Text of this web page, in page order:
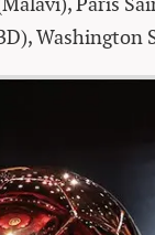
Washington